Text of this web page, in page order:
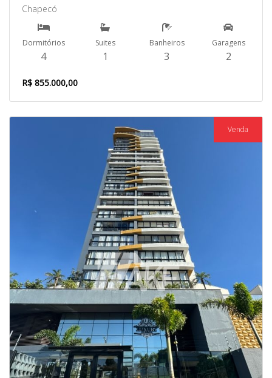
Chapecó
Dormitórios
4
Suites
1
Banheiros
3
Garagens
2
R$ 855.000,00
Venda